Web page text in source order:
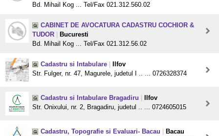
Bd. Mihail Kog ... Tel/Fax 021.312.560.02
CABINET DE AVOCATURA CADASTRU COCHIOR &
TUDOR
Bucuresti
Bd. Mihail Kog ... Tel/Fax 021.312.56.02
Cadastru si Intabulare
Ilfov
Str. Fulger, nr. 47, Magurele, judetul I .. ... 0726328374
Cadastru si Intabulare Bragadiru
Ilfov
Str. Onixului, nr. 2, Bragadiru, judetul .. ... 0724605015
Cadastru, Topografie si Evaluari- Bacau
Bacau